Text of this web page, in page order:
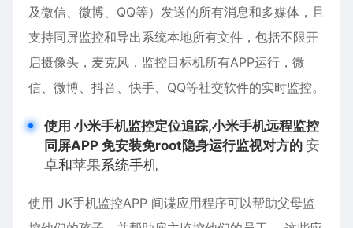
及微信、微博、QQ等）发送的所有消息和多媒体，且
支持同屏监控和导出系统本地所有文件，包括不限开
启摄像头，麦克风，监控目标机所有APP运行，微
信、微博、抖音、快手、QQ等社交软件的实时监控。
使用 小米手机监控定位追踪,小米手机远程监控
同屏APP 免安装免root隐身运行监视对方的 安
卓和苹果系统手机
使用 JK手机监控APP 间谍应用程序可以帮助父母监